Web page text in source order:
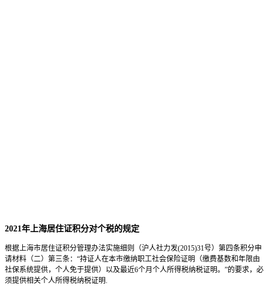
2021年上海居住证积分对个税的规定
根据上海市居住证积分管理办法实施细则（沪人社力发(2015)31号）第四条积分申
请材料（二）第三条：“持证人在本市缴纳职工社会保险证明（缴费基数和年限由
社保系统提供，个人免于提供）以及最近6个月个人所得税纳税证明。”的要求，必
须提供相关个人所得税纳税证明.